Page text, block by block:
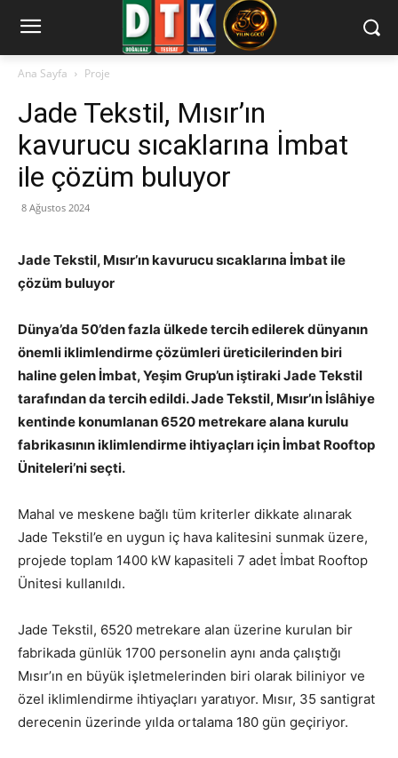
Ana Sayfa Proje
Jade Tekstil, Mısır’ın
kavurucu sıcaklarına İmbat
ile çözüm buluyor
8 Ağustos 2024
Jade Tekstil, Mısır’ın kavurucu sıcaklarına İmbat ile
çözüm buluyor
Dünya’da 50’den fazla ülkede tercih edilerek dünyanın
önemli iklimlendirme çözümleri üreticilerinden biri
haline gelen İmbat, Yeşim Grup’un iştiraki Jade Tekstil
tarafından da tercih edildi. Jade Tekstil, Mısır’ın İslâhiye
kentinde konumlanan 6520 metrekare alana kurulu
fabrikasının iklimlendirme ihtiyaçları için İmbat Rooftop
Üniteleri’ni seçti.
Mahal ve meskene bağlı tüm kriterler dikkate alınarak
Jade Tekstil’e en uygun iç hava kalitesini sunmak üzere,
projede toplam 1400 kW kapasiteli 7 adet İmbat Rooftop
Ünitesi kullanıldı.
Jade Tekstil, 6520 metrekare alan üzerine kurulan bir
fabrikada günlük 1700 personelin aynı anda çalıştığı
Mısır’ın en büyük işletmelerinden biri olarak biliniyor ve
özel iklimlendirme ihtiyaçları yaratıyor. Mısır, 35 santigrat
derecenin üzerinde yılda ortalama 180 gün geçiriyor.